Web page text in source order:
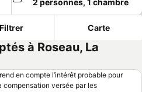
2 personnes, 1 chambre
Filtrer Carte
à Roseau, La
en compte l’intérêt probable pour
compensation versée par les